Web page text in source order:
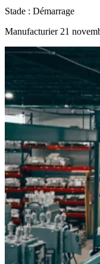
Stade : Démarrage
Manufacturier 21